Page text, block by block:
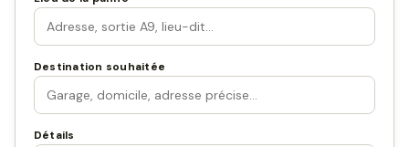
Destination souhaitée
Détails